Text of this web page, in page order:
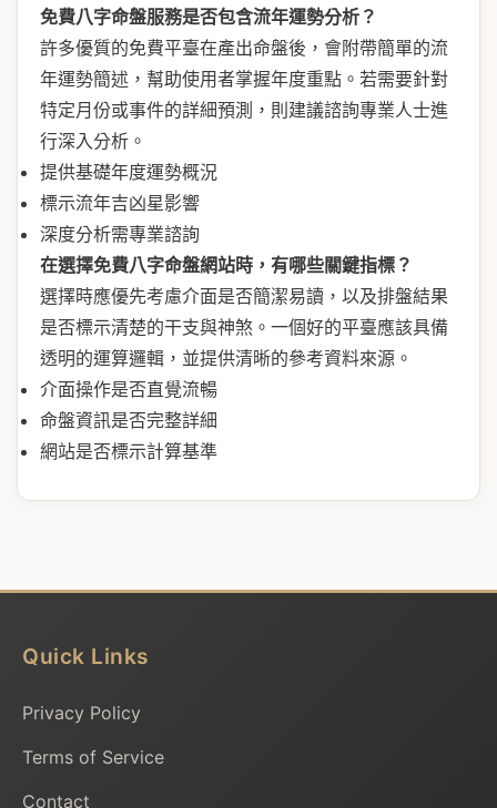
免費八字命盤服務是否包含流年運勢分析？
許多優質的免費平臺在產出命盤後，會附帶簡單的流
年運勢簡述，幫助使用者掌握年度重點。若需要針對
特定月份或事件的詳細預測，則建議諮詢專業人士進
行深入分析。
提供基礎年度運勢概況
標示流年吉凶星影響
深度分析需專業諮詢
在選擇免費八字命盤網站時，有哪些關鍵指標？
選擇時應優先考慮介面是否簡潔易讀，以及排盤結果
是否標示清楚的干支與神煞。一個好的平臺應該具備
透明的運算邏輯，並提供清晰的參考資料來源。
介面操作是否直覺流暢
命盤資訊是否完整詳細
網站是否標示計算基準
Quick Links
Privacy Policy
Terms of Service
Contact